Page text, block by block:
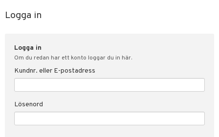
Hälsokost
Fitness
Hem & Inredning
Leksaker, Barn & Baby
Varumärken
Logga in
Logga in
Om du redan har ett konto loggar du in här.
Kundnr. eller E-postadress
Lösenord
svar